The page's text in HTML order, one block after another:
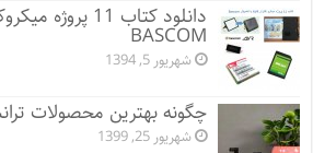
BASCOM
شهریور 5, 1394
چگونه بهترین محصولات
شهریور 25, 1399